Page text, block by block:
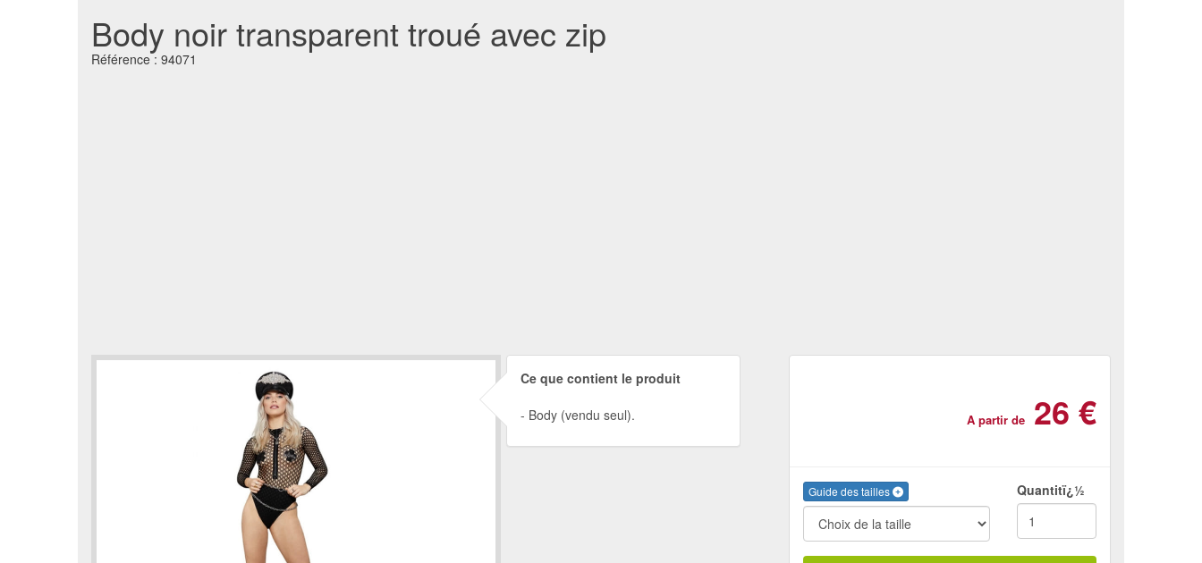
Body noir transparent troué avec zip
Référence : 94071
Ce que contient le produit
Body (vendu seul). A partir de 26 €
Guide des tailles Quantitï¿½